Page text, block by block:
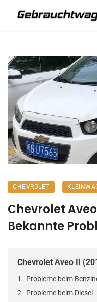
CHEVROLET
Chevrolet Aveo
Bekannte
Chevrolet Aveo II
1. Probleme beim
2. Probleme beim Diesel